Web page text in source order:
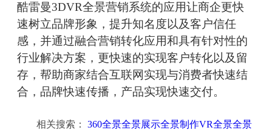
酷雷曼3DVR全景营销系统的应用让商企更快
速树立品牌形象，提升知名度以及客户信任
感，并通过融合营销转化应用和具有针对性的
行业解决方案，更快速的实现客户转化以及留
存，帮助商家结合互联网实现与消费者快速结
合，品牌快速传播，产品实现快速交付。
相关搜索： 360全景全景展示全景制作VR全景全景